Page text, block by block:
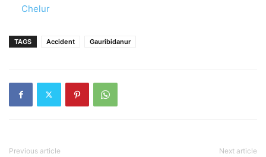
In relation to
Chelur
TAGS Accident Gauribidanur
Previous article Next article